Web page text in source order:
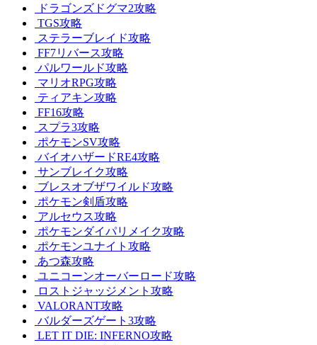
ドラゴンズドグマ2攻略
TGS攻略
ステラーブレイド攻略
FF7リバース攻略
パルワールド攻略
マリオRPG攻略
ティアキン攻略
FF16攻略
スプラ3攻略
ポケモンSV攻略
バイオハザードRE4攻略
サンブレイク攻略
ブレスオブザワイルド攻略
ポケモン剣盾攻略
アルセウス攻略
ポケモンダイパリメイク攻略
ポケモンユナイト攻略
あつ森攻略
ユニコーンオーバーロード攻略
ロストジャッジメント攻略
VALORANT攻略
バルダーズゲート3攻略
LET IT DIE: INFERNO攻略